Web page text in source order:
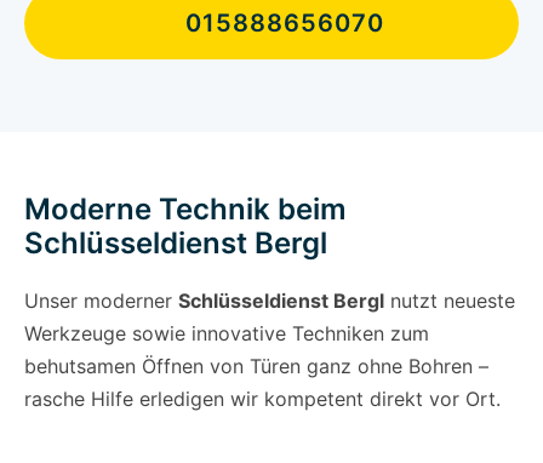
015888656070
Moderne Technik beim
Schlüsseldienst Bergl
Unser moderner Schlüsseldienst Bergl nutzt neueste
Werkzeuge sowie innovative Techniken zum
behutsamen Öffnen von Türen ganz ohne Bohren –
rasche Hilfe erledigen wir kompetent direkt vor Ort.